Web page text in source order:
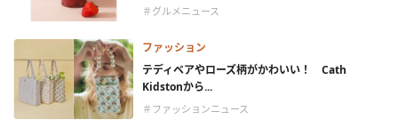
＃グルメニュース
ファッション
テディベアやローズ柄がかわいい！ Cath
Kidstonから...
＃ファッションニュース